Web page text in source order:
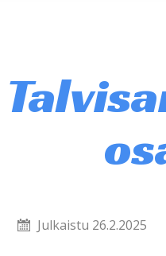
Julkaistu 26.2.2025